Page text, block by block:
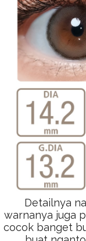
Detailnya
warnanya juga
cocok banget